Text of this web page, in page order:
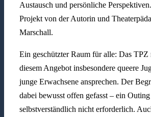
Austausch und persönliche
Projekt von der Autorin und
Marschall.
Ein geschützter Raum für alle: Das TPZ
diesem Angebot insbesondere queere
junge Erwachsene ansprechen. Der
dabei bewusst offen gefasst – ein
selbstverständlich nicht erforderlich.